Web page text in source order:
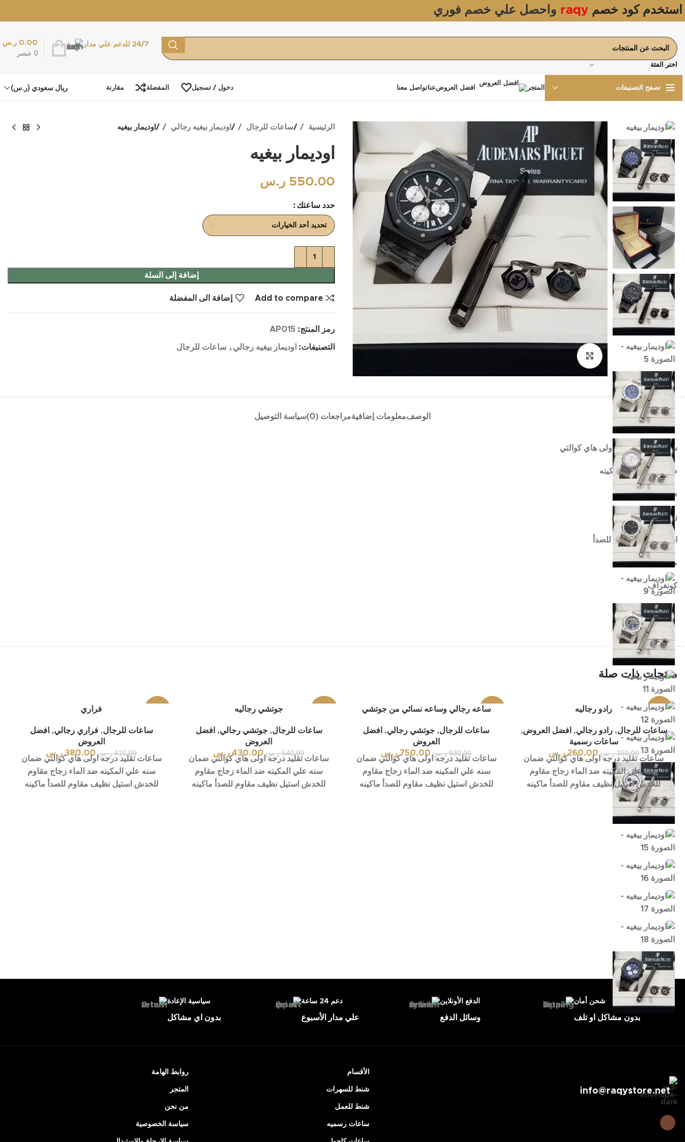
استخدم كود خصم raqy واحصل علي خصم فوري
اختر الفئة
24/7 للدعم علي مدار
0 عنصر
0.00 ر.س
تصفح التصنيفات المتجر افضل العروضعناتواصل معنا دخول / تسجيل المفضلة مقارنة ريال سعودي (ر.س)
الرئيسية ساعات للرجال اوديمار بيغيه رجالي اوديمار بيغيه
اوديمار بيغيه
550.00 ر.س
حدد ساعتك
إضافة إلى السلة
Add to compare إضافة الى المفضلة
رمز المنتج: AP015
التصنيفات: اوديمار بيغيه رجالي , ساعات للرجال
الوصفمعلومات إضافيةمراجعات (0) سياسة التوصيل
ساعات تقليد درجه اولى هاي كوالتي
ضمان سنه علي المكينه
ضد الماء
زجاج مقاوم للخدش
استيل نظيف مقاوم للصدأ
ماكينه بطاريه
كونغراف
منتجات ذات صلة
-28% رادو رجاليه
ساعات للرجال,رادو رجالي, افضل العروض,
ساعات رسمية
360.00 ر.س 260.00 ر.س
ساعات تقليد درجه اولى هاي كوالتي ضمان
سنه علي المكينه ضد الماء زجاج مقاوم
للخدش استيل نظيف مقاوم للصدأ ماكينه
-19%ساعه رجالي وساعه نسائي من جوتشي
ساعات للرجال, جوتشي رجالي, افضل
العروض
930.00 ر.س 750.00 ر.س
ساعات تقليد درجه اولى هاي كوالتي ضمان
سنه علي المكينه ضد الماء زجاج مقاوم
للخدش استيل نظيف مقاوم للصدأ ماكينه
جوتشي رجاليه
ساعات للرجال,جوتشي رجالي, افضل
العروض
540.00 ر.س 430.00 ر.س
ساعات تقليد درجه اولى هاي كوالتي ضمان
سنه علي المكينه ضد الماء زجاج مقاوم
للخدش استيل نظيف مقاوم للصدأ ماكينه
فراري
ساعات للرجال,فراري رجالي, افضل
العروض
410.00 ر.س 380.00 ر.س
ساعات تقليد درجه اولى هاي كوالتي ضمان
سنه علي المكينه ضد الماء زجاج مقاوم
للخدش استيل نظيف مقاوم للصدأ ماكينه
شحن أمان
بدون مشاكل او تلف
الدفع الأونلاين
وسائل الدفع
دعم 24 ساعة
علي مدار الأسبوع
سياسية الإعادة
بدون اي مشاكل
info@raqystore.net
الأقسام
شنط للسهرات
شنط للعمل
ساعات رسميه
روابط الهامة
المتجر
من نحن
سياسة الخصوصية
انستجرام
سناب شات
تيك توك